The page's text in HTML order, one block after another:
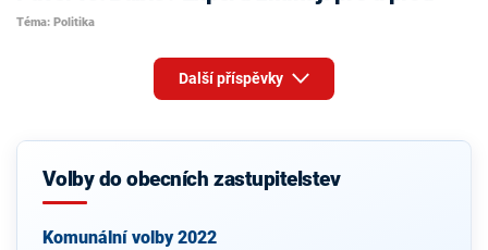
Téma: Politika
Další příspěvky
Volby do obecních zastupitelstev
Komunální volby 2022